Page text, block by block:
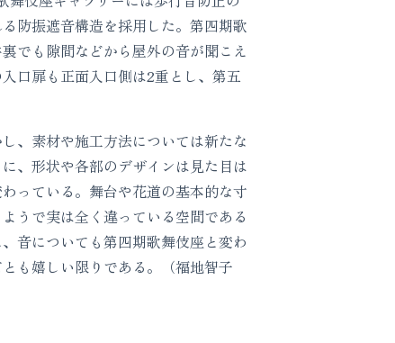
防振遮音構造を採用した。第四期歌
でも隙間などから屋外の音が聞こえ
口扉も正面入口側は2重とし、第五
、素材や施工方法については新たな
、形状や各部のデザインは見た目は
っている。舞台や花道の基本的な寸
うで実は全く違っている空間である
音についても第四期歌舞伎座と変わ
も嬉しい限りである。（福地智子